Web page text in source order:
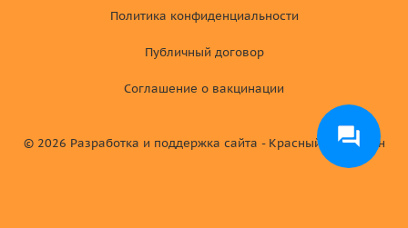
Политика конфиденциальности
Публичный договор
Соглашение о вакцинации
© 2026 Разработка и поддержка сайта - Красный хамелеон